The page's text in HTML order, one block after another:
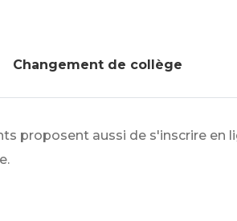
Changement de collège
proposent aussi de s'inscrire en